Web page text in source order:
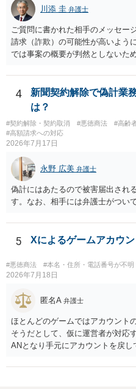
川添 圭 弁護士
ご質問に書かれた相手のメッセー
請求（詐欺）の可能性が高いよう
では事案の概要が判然としないた
画面を見て貰いながらアドバイス
4
新聞契約解除で偽計業
は？
#契約解除・契約取消 #悪徳商法 #高齢
#高額請求への対応
2026年7月17日
永野 広美 弁護士
偽計にはあたるので被害届出され
す。なお、相手には弁護士がつい
5 Xによるゲームアカウ
#悪徳商法 #本名・住所・電話番号が不明
2026年7月18日
匿名A 弁護士
ほとんどのゲームではアカウント
そうだとして、仮に運営者が対応
ANとなり手元にアカウントを戻
絶）を食らう可能性があります。